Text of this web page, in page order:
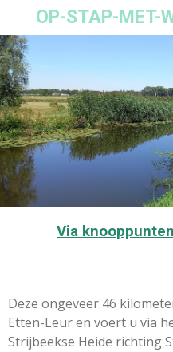
direct
naar
de
hoofdinhoud
OP-STAP-MET-
Via
Deze ongeveer 46
Etten-Leur en voert u via
Strijbeekse Heide richting